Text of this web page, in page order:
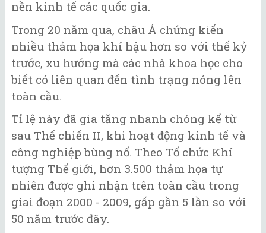
nền kinh tế các quốc gia.
Trong 20 năm qua, châu Á chứng kiến
nhiều thảm họa khí hậu hơn so với thế kỷ
trước, xu hướng mà các nhà khoa học cho
biết có liên quan đến tình trạng nóng lên
toàn cầu.
Tỉ lệ này đã gia tăng nhanh chóng kể từ
sau Thế chiến II, khi hoạt động kinh tế và
công nghiệp bùng nổ. Theo Tổ chức Khí
tượng Thế giới, hơn 3.500 thảm họa tự
nhiên được ghi nhận trên toàn cầu trong
giai đoạn 2000 - 2009, gấp gần 5 lần so với
50 năm trước đây.